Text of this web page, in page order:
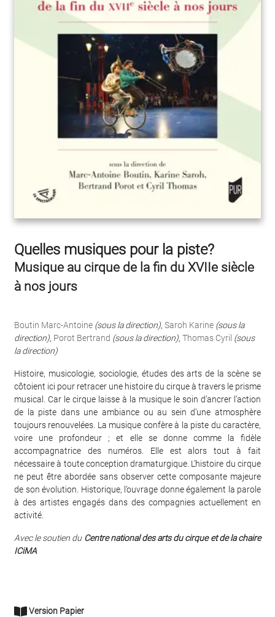
Quelles musiques pour la piste?
Musique au cirque de la fin du XVIIe siècle
à nos jours
Boutin Marc-Antoine (sous la direction), Saroh Karine (sous la
direction), Porot Bertrand (sous la direction), Thomas Cyril (sous
la direction)
Histoire, musicologie, sociologie, études des arts de la scène se
côtoient ici pour retracer une histoire du cirque à travers le prisme
musical. Car le cirque laisse à la musique le soin d’ancrer l’action
de la piste dans une ambiance ou au sein d’une atmosphère
toujours renouvelées. La musique confère à la piste du caractère,
voire une profondeur ; et elle se donne comme la fidèle
accompagnatrice des numéros. Elle est alors tout à fait
nécessaire à toute conception dramaturgique. L’histoire du cirque
ne peut être abordée sans observer cette composante majeure
de son évolution. Historique, l’ouvrage donne également la parole
à des artistes engagés dans des compagnies actuellement en
activité.
Avec le soutien du Centre national des arts du cirque et de la chaire
ICiMA
Version Papier